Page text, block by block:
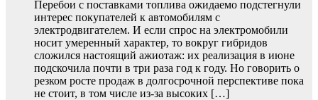
Перебои с поставками топлива ожидаемо подстегнули
интерес покупателей к автомобилям с
электродвигателем. И если спрос на электромобили
носит умеренный характер, то вокруг гибридов
сложился настоящий ажиотаж: их реализация в июне
подскочила почти в три раза год к году. Но говорить о
резком росте продаж в долгосрочной перспективе пока
не стоит, в том числе из-за высоких […]